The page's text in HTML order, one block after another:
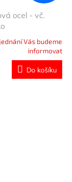
ocel - vč.
Vás budeme
informovat
Do košíku